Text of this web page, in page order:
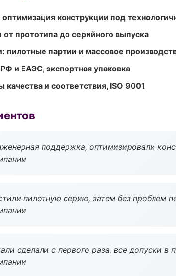
конструкции под
прототипа до серийного выпуска
пилотные партии и массовое
и ЕАЭС, экспортная упаковка
и соответствия, ISO 9001
поддержка, оптимизировали
пилотную серию, затем без проблем
сделали с первого раза, все допуски